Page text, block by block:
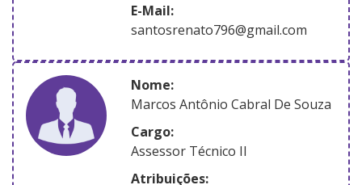
E-Mail:
santosrenato796@gmail.com
nome:
Marcos Antônio Cabral De Souza
Cargo:
Assessor Técnico II
atribuições: